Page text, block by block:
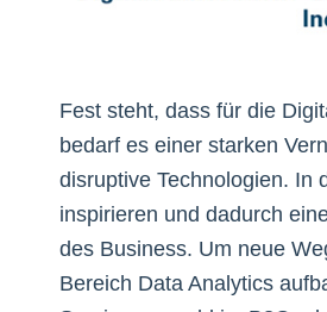
Fest steht, dass für die
bedarf es einer starken
disruptive Technologien. In
inspirieren und dadurch
des Business. Um neue
Bereich Data Analytics